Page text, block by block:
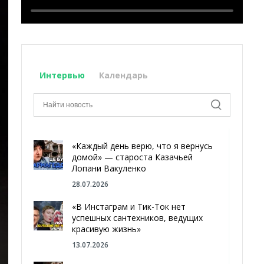
Интервью Календарь
«Каждый день верю, что я вернусь
домой» — староста Казачьей
Лопани Вакуленко
28.07.2026
«В Инстаграм и Тик-Ток нет
успешных сантехников, ведущих
красивую жизнь»
13.07.2026